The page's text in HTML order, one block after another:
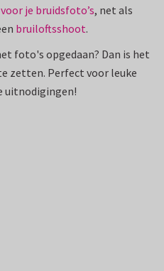
je bruidsfoto’s, net als
bruiloftsshoot.
foto's​ opgedaan? Dan is het
zetten. Perfect voor leuke
uitnodigingen!